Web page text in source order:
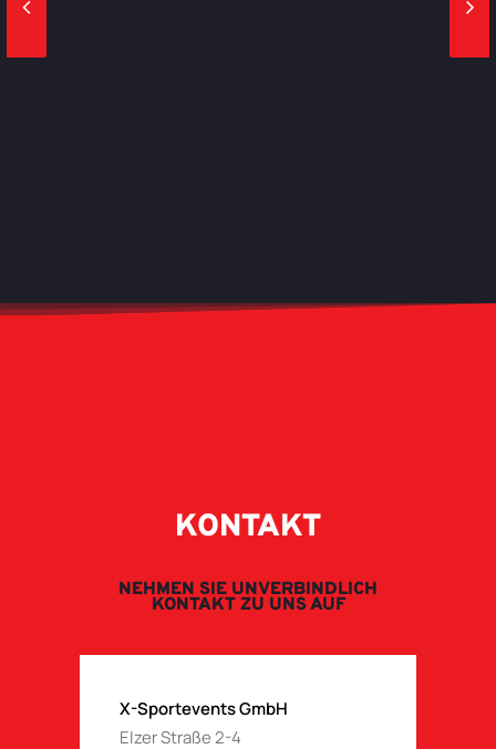
KONTAKT
NEHMEN SIE UNVERBINDLICH
KONTAKT ZU UNS AUF
X-Sportevents GmbH
Elzer Straße 2-4